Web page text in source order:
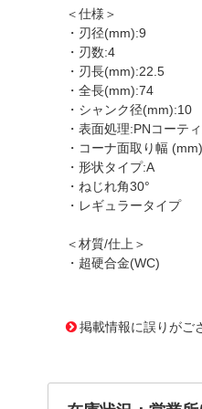
＜仕様＞
・刃径(mm):9
・刃数:4
・刃長(mm):22.5
・全長(mm):74
・シャンク径(mm):10
・表面処理:PNコーテ
・コーナ面取り幅
・形状タイプ:A
・ねじれ角30°
・レギュラータイプ
＜材質/仕上＞
・超硬合金(WC)
掲載情報に誤りがご